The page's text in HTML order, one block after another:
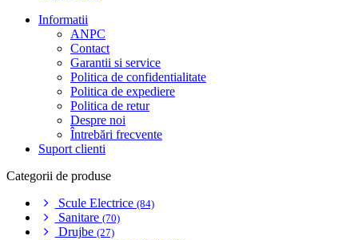
Informatii
ANPC
Contact
Garantii si service
Politica de confidentialitate
Politica de expediere
Politica de retur
Despre noi
Întrebări frecvente
Suport clienti
Categorii de produse
Scule Electrice (84)
Sanitare (70)
Drujbe (27)